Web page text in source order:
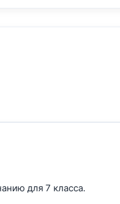
для 7 класса.